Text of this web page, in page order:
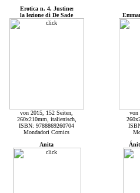
Erotica n. 4, Justine:
la lezione di De Sade
von 2015, 152 Seiten,
260x210mm, italienisch,
ISBN: 9788869260704
Mondadori Comics
von
Anita